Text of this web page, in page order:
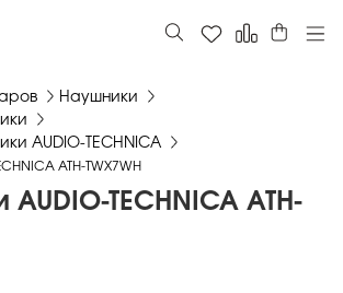
Наушники
AUDIO-TECHNICA
ATH-TWX7WH
TECHNICA ATH-